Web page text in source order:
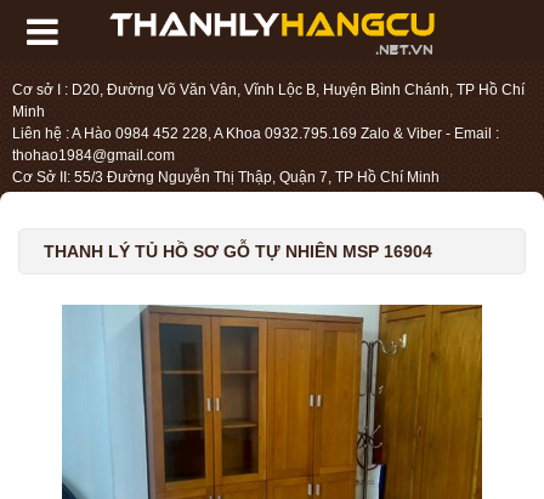
Cơ sở I : D20, Đường Võ Văn Vân, Vĩnh Lộc B, Huyện Bình Chánh, TP Hồ Chí
Minh
Liên hệ : A Hào 0984 452 228, A Khoa 0932.795.169 Zalo & Viber - Email :
thohao1984@gmail.com
Cơ Sở II: 55/3 Đường Nguyễn Thị Thập, Quận 7, TP Hồ Chí Minh
THANH LÝ TỦ HỒ SƠ GỖ TỰ NHIÊN MSP 16904